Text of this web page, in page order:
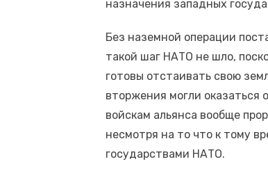
назначения западных
Без наземной операции
такой шаг НАТО не шло,
готовы отстаивать свою
вторжения могли оказаться
войскам альянса вообще
несмотря на то что к тому
государствами НАТО.